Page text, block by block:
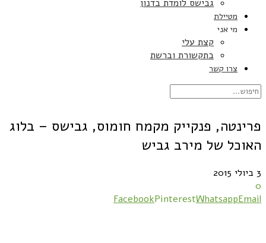
גבישס לומדת בדנון
מטיילת
מי אני
קצת עלי
בתקשורת וברשת
צרו קשר
פרינטה, פנקייק מקמח חומוס, גבישס – בלוג
האוכל של מירב גביש
3 ביולי 2015
0
FacebookPinterestWhatsappEmail